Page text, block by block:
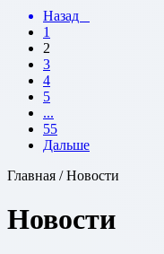
Назад
1
2
3
4
5
...
55
Дальше
Главная / Новости
Новости